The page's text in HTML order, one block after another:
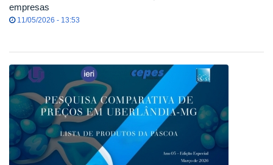
empresas
11/05/2026 - 13:53